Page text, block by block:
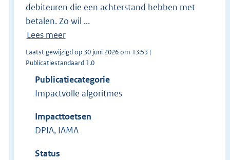
debiteuren die een achterstand hebben met
betalen. Zo wil ...
Lees meer
Laatst gewijzigd op 30 juni 2026 om 13:53 |
Publicatiestandaard 1.0
Publicatiecategorie
Impactvolle algoritmes
Impacttoetsen
DPIA, IAMA
Status